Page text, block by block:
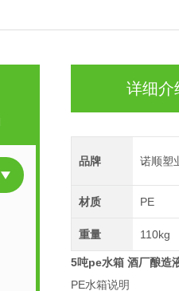
详细介
品牌 诺顺塑
材质 PE
重量 110kg
5吨pe水箱 酒厂酿造
PE水箱说明